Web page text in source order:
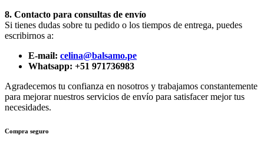
8. Contacto para consultas de envío
Si tienes dudas sobre tu pedido o los tiempos de entrega, puedes
escribirnos a:
E-mail: celina@balsamo.pe
Whatsapp: +51 971736983
Agradecemos tu confianza en nosotros y trabajamos constantemente
para mejorar nuestros servicios de envío para satisfacer mejor tus
necesidades.
Compra seguro